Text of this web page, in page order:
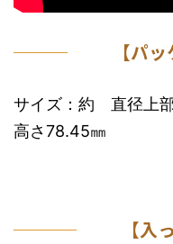
【パ
サイズ：約 直径上
高さ78.45㎜
【入